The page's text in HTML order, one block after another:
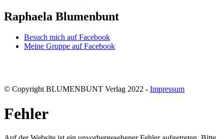
Raphaela Blumenbunt
Besuch mich auf Facebook
Meine Gruppe auf Facebook
© Copyright BLUMENBUNT Verlag 2022 - Impressum
Fehler